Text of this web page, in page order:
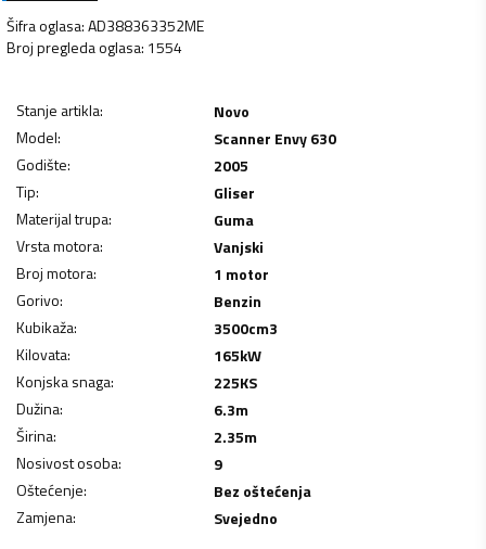
Šifra oglasa:AD388363352ME
Broj pregleda oglasa: 1554
Stanje artikla:
Novo
Model:
Scanner Envy 630
Godište:
2005
Tip:
Gliser
Materijal trupa:
Guma
Vrsta motora:
Vanjski
Broj motora:
1 motor
Gorivo:
Benzin
Kubikaža: 3500cm3
Kilovata: 165kW
Konjska snaga: 225KS
Dužina: 6.3m
Širina: 2.35m
Nosivost osoba:
9
Oštećenje:
Bez oštećenja
Zamjena: Svejedno